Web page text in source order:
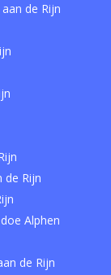
de Rijn
de Rijn
Alphen
de Rijn